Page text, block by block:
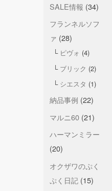
SALE情報 (34)
フランネルソフ
ァ (28)
ピヴォ (4)
ブリック (2)
シエスタ (1)
納品事例 (22)
マルニ60(21)
ハーマンミラー
(20)
オクザワのぷく
ぷく日記(15)